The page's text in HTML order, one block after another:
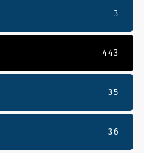
3
443
35
36